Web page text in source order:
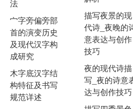
法
宀字旁偏旁部
首的演变历史
及现代汉字构
成研究
木字底汉字结
构特征及书写
规范详述
描写夜景的现
代诗_夜晚的
意表达与创作
技巧
夜的现代诗描
写_夜的诗意
达与创作技巧